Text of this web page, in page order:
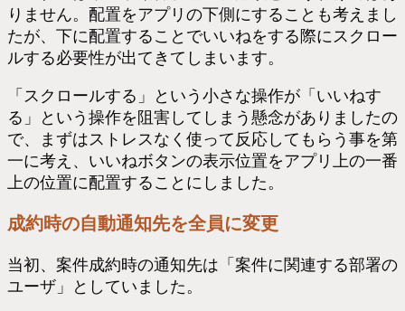
りません。配置をアプリの下側にすることも考えまし
たが、下に配置することでいいねをする際にスクロー
ルする必要性が出てきてしまいます。
「スクロールする」という小さな操作が「いいねす
る」という操作を阻害してしまう懸念がありましたの
で、まずはストレスなく使って反応してもらう事を第
一に考え、いいねボタンの表示位置をアプリ上の一番
上の位置に配置することにしました。
成約時の自動通知先を全員に変更
当初、案件成約時の通知先は「案件に関連する部署の
ユーザ」としていました。